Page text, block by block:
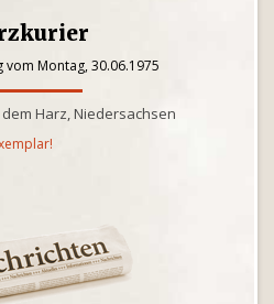
vom Montag, 30.06.1975
Harz, Niedersachsen